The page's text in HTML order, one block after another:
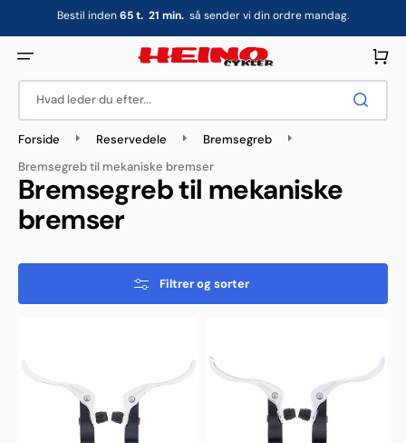
Bestil inden65t. 21 min. så sender vi din ordre mandag.
Hvad leder du efter...
Forside Reservedele
Bremsegreb
Bremsegreb til mekaniske bremser
Kollektion:
Bremsegreb til mekaniske
bremser
Filtrer og sorter
Bremsegreb
CX
Bremsegreb